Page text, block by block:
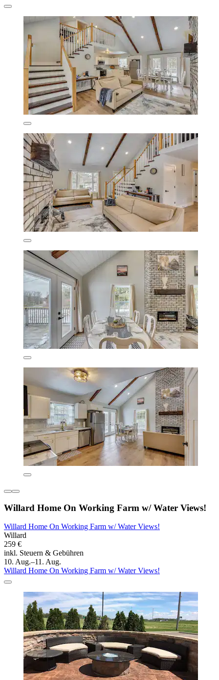
Willard Home On Working Farm w/ Water Views!
Willard Home On Working Farm w/ Water Views!
Willard
259 €
inkl. Steuern & Gebühren
10. Aug.–11. Aug.
Willard Home On Working Farm w/ Water Views!